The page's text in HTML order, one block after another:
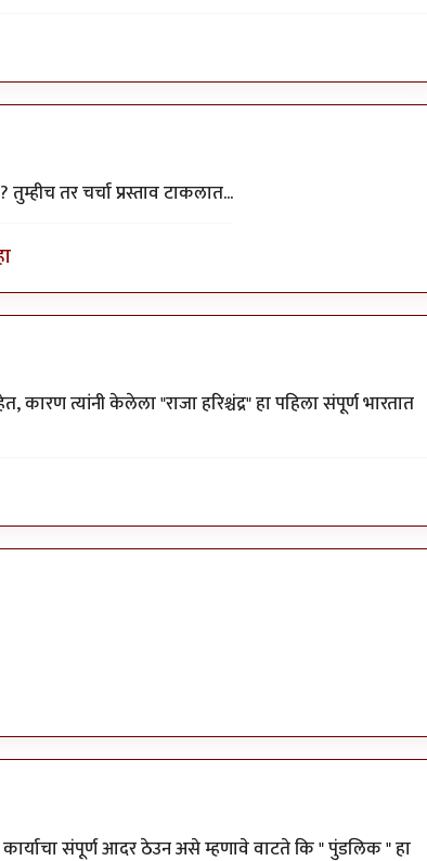
तर चर्चा प्रस्ताव टाकलात...
त्यांनी केलेला "राजा हरिश्चंद्र" हा पहिला संपूर्ण भारतात
कार्याचा संपूर्ण आदर ठेउन असे म्हणावे वाटते कि " पुंडलिक " हा